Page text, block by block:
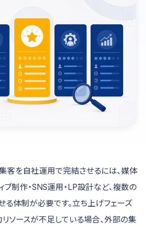
客を自社運用で完結させるには、媒体
ブ制作・SNS運用・LP設計など、複数の
体制が必要です。立ち上げフェーズ
ソースが不足している場合、外部の集